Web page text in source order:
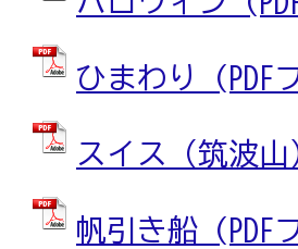
ひまわり (PDF
スイス（筑波
帆引き船 (PDF